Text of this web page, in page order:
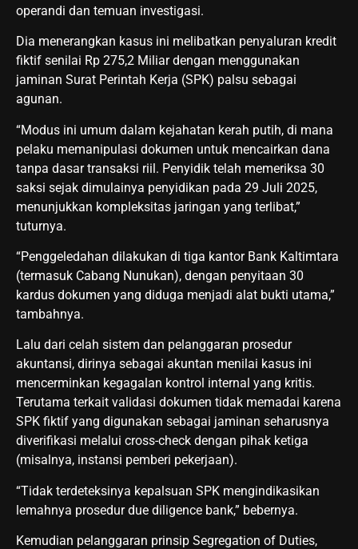
operandi dan temuan investigasi.
Dia menerangkan kasus ini melibatkan penyaluran kredit
fiktif senilai Rp 275,2 Miliar dengan menggunakan
jaminan Surat Perintah Kerja (SPK) palsu sebagai
agunan.
“Modus ini umum dalam kejahatan kerah putih, di mana
pelaku memanipulasi dokumen untuk mencairkan dana
tanpa dasar transaksi riil. Penyidik telah memeriksa 30
saksi sejak dimulainya penyidikan pada 29 Juli 2025,
menunjukkan kompleksitas jaringan yang terlibat,”
tuturnya.
“Penggeledahan dilakukan di tiga kantor Bank Kaltimtara
(termasuk Cabang Nunukan), dengan penyitaan 30
kardus dokumen yang diduga menjadi alat bukti utama,”
tambahnya.
Lalu dari celah sistem dan pelanggaran prosedur
akuntansi, dirinya sebagai akuntan menilai kasus ini
mencerminkan kegagalan kontrol internal yang kritis.
Terutama terkait validasi dokumen tidak memadai karena
SPK fiktif yang digunakan sebagai jaminan seharusnya
diverifikasi melalui cross-check dengan pihak ketiga
(misalnya, instansi pemberi pekerjaan).
“Tidak terdeteksinya kepalsuan SPK mengindikasikan
lemahnya prosedur due diligence bank,” bebernya.
Kemudian pelanggaran prinsip Segregation of Duties,